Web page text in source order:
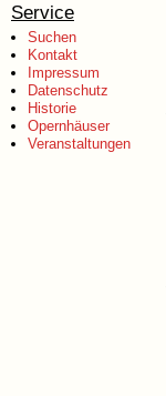
Service
Suchen
Kontakt
Impressum
Datenschutz
Historie
Opernhäuser
Veranstaltungen